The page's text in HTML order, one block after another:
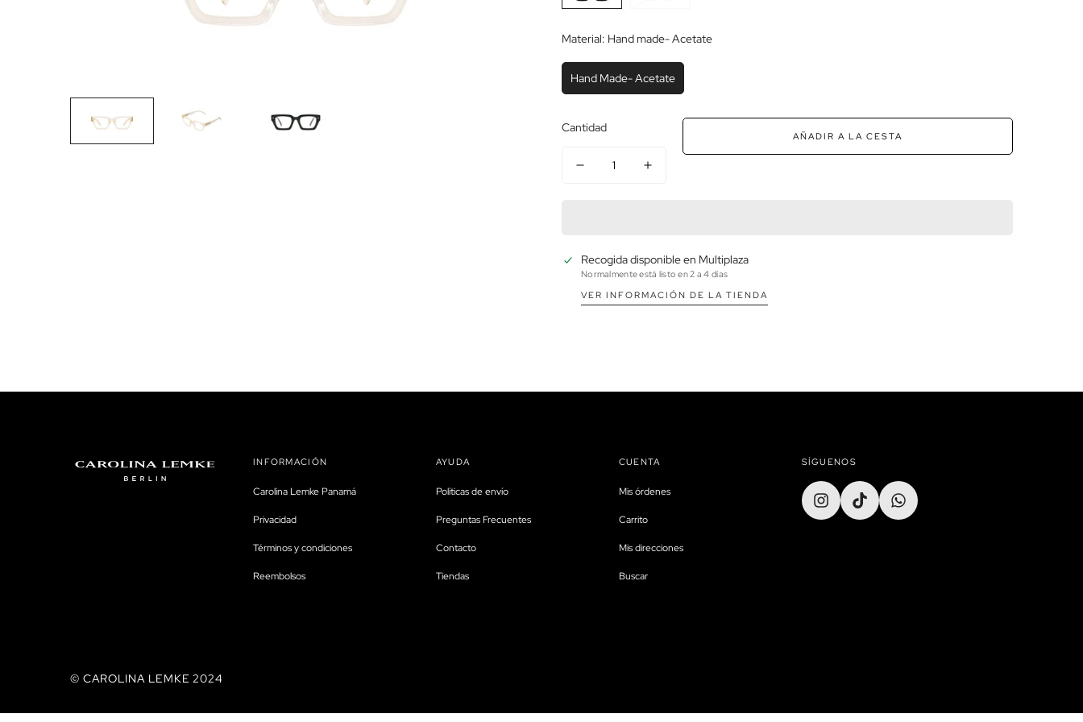
Material: Hand made- Acetate
Hand Made- Acetate
Cantidad
AÑADIR A LA CESTA
Recogida disponible en Multiplaza
Normalmente está listo en 2 a 4 días
VER INFORMACIÓN DE LA TIENDA
INFORMACIÓN
Carolina Lemke Panamá
Privacidad
Términos y condiciones
Reembolsos
AYUDA
Políticas de envío
Preguntas Frecuentes
Contacto
Tiendas
CUENTA
Mis órdenes
Carrito
Mis direcciones
Buscar
SÍGUENOS
© CAROLINA LEMKE 2024